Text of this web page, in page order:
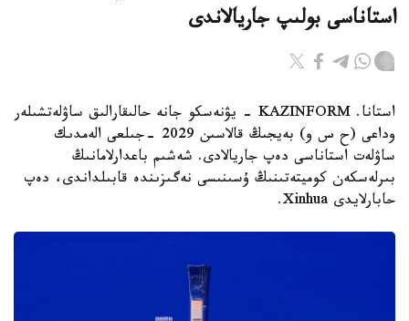
استاناسى بولىپ جاريالاندى
استانا. KAZINFORM - يۋنەسكو جانە حالىقارالىق ساۋلەتشىلەر
وداعى (ح س و) بەيجىڭ قالاسىن 2029 -جىلعى الەمدىك
ساۋلەت استاناسى دەپ جاريالادى. شەشىم باعدارلامانىڭ
بىرلەسكەن كوميتەتىنىڭ ۇسىنىسى نەگىزىندە قابىلداندى، دەپ
حابارلايدى Xinhua.